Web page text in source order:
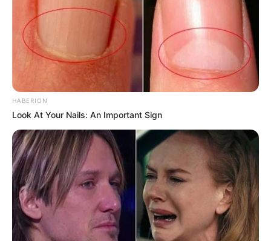
HABERION
Look At Your Nails: An Important Sign